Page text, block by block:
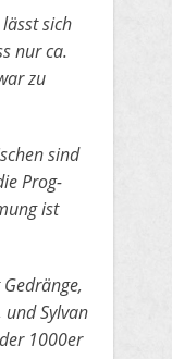
sich
nur ca.
zu
sind
Prog-
ist
Sylvan
1000er